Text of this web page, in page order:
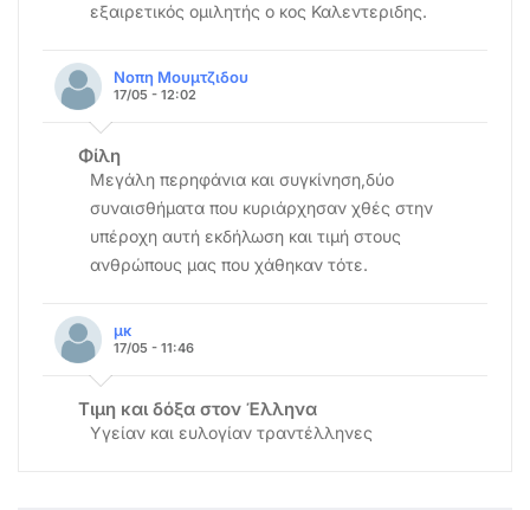
εξαιρετικός ομιλητής ο κος Καλεντεριδης.
Νοπη Μουμτζιδου
17/05 - 12:02
Φίλη
Μεγάλη περηφάνια και συγκίνηση,δύο
συναισθήματα που κυριάρχησαν χθές στην
υπέροχη αυτή εκδήλωση και τιμή στους
ανθρώπους μας που χάθηκαν τότε.
μκ
17/05 - 11:46
Τιμη και δόξα στον Έλληνα
Υγείαν και ευλογίαν τραντέλληνες